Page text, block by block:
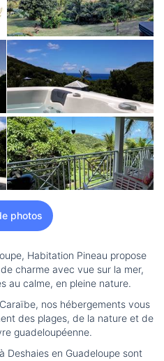
photos
Habitation Pineau propose
charme avec vue sur la mer,
au calme, en pleine nature.
nos hébergements vous
des plages, de la nature et de
guadeloupéenne.
Deshaies en Guadeloupe sont